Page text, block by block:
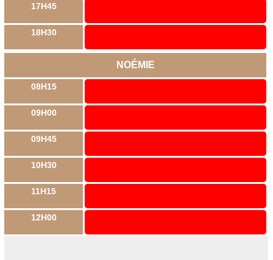
17H45
18H30
NOÉMIE
08H15
09H00
09H45
10H30
11H15
12H00